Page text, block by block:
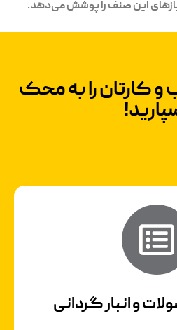
این صنف را پوشش می‌دهد.
کار‌تان را به محک
و انبار گردانی